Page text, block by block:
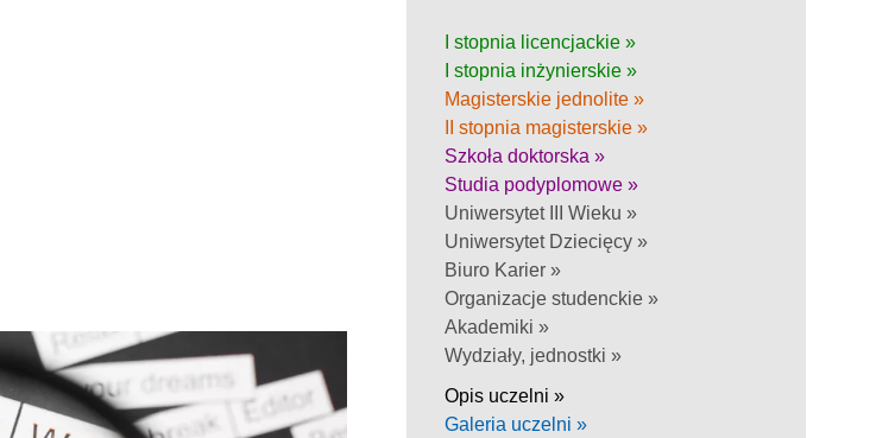
I stopnia licencjackie »
I stopnia inżynierskie »
Magisterskie jednolite »
II stopnia magisterskie »
Szkoła doktorska »
Studia podyplomowe »
Uniwersytet III Wieku »
Uniwersytet Dziecięcy »
Biuro Karier »
Organizacje studenckie »
Akademiki »
Wydziały, jednostki »
Opis uczelni »
Galeria uczelni »